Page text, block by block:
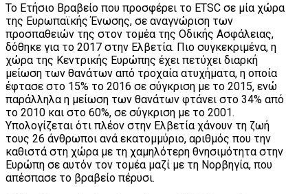
Το Ετήσιο Βραβείο που προσφέρει το ETSC σε μία χώρα
της Ευρωπαϊκής Ένωσης, σε αναγνώριση των
προσπαθειών της στον τομέα της Οδικής Ασφάλειας,
δόθηκε για το 2017 στην Ελβετία. Πιο συγκεκριμένα, η
χώρα της Κεντρικής Ευρώπης έχει πετύχει διαρκή
μείωση των θανάτων από τροχαία ατυχήματα, η οποία
έφτασε στο 15% το 2016 σε σύγκριση με το 2015, ενώ
παράλληλα η μείωση των θανάτων φτάνει στο 34% από
το 2010 και στο 60%, σε σύγκριση με το 2001.
Υπολογίζεται ότι πλέον στην Ελβετία χάνουν τη ζωή
τους 26 άνθρωποι ανά εκατομμύριο, αριθμός που την
καθιστά στη χώρα με τη χαμηλότερη θνησιμότητα στην
Ευρώπη σε αυτόν τον τομέα μαζί με τη Νορβηγία, που
απέσπασε το βραβείο πέρυσι.